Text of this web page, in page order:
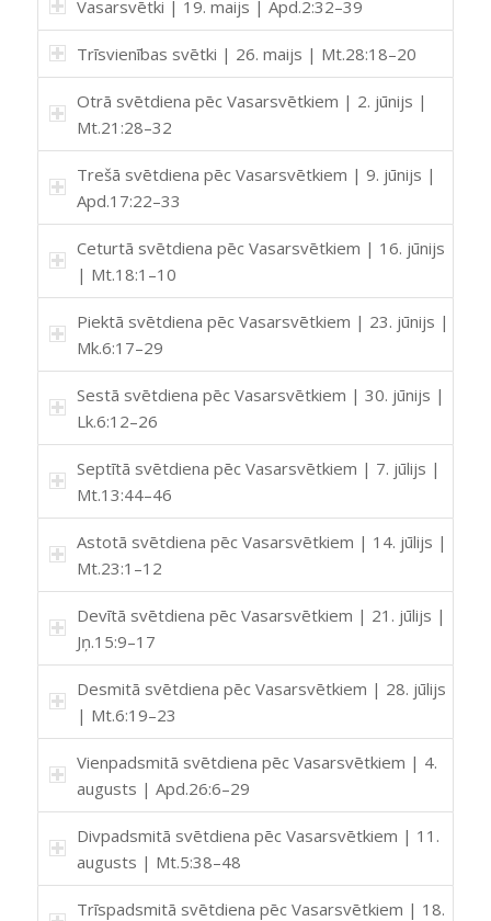
Vasarsvētki | 19. maijs | Apd.2:32–39
Trīsvienības svētki | 26. maijs | Mt.28:18–20
Otrā svētdiena pēc Vasarsvētkiem | 2. jūnijs |
Mt.21:28–32
Trešā svētdiena pēc Vasarsvētkiem | 9. jūnijs |
Apd.17:22–33
Ceturtā svētdiena pēc Vasarsvētkiem | 16. jūnijs
| Mt.18:1–10
Piektā svētdiena pēc Vasarsvētkiem | 23. jūnijs |
Mk.6:17–29
Sestā svētdiena pēc Vasarsvētkiem | 30. jūnijs |
Lk.6:12–26
Septītā svētdiena pēc Vasarsvētkiem | 7. jūlijs |
Mt.13:44–46
Astotā svētdiena pēc Vasarsvētkiem | 14. jūlijs |
Mt.23:1–12
Devītā svētdiena pēc Vasarsvētkiem | 21. jūlijs |
Jņ.15:9–17
Desmitā svētdiena pēc Vasarsvētkiem | 28. jūlijs
| Mt.6:19–23
Vienpadsmitā svētdiena pēc Vasarsvētkiem | 4.
augusts | Apd.26:6–29
Divpadsmitā svētdiena pēc Vasarsvētkiem | 11.
augusts | Mt.5:38–48
Trīspadsmitā svētdiena pēc Vasarsvētkiem | 18.